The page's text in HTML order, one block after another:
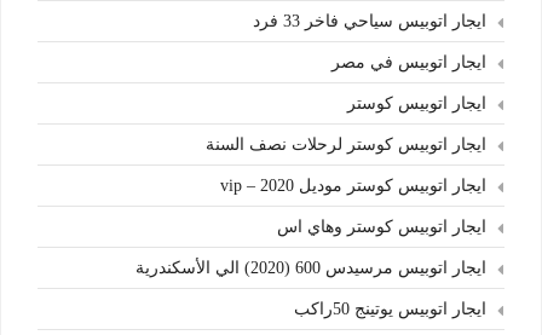
ايجار اتوبيس سياحي فاخر 33 فرد
ايجار اتوبيس في مصر
ايجار اتوبيس كوستر
ايجار اتوبيس كوستر لرحلات نصف السنة
ايجار اتوبيس كوستر موديل 2020 – vip
ايجار اتوبيس كوستر وهاي اس
ايجار اتوبيس مرسيدس 600 (2020) الي الأسكندرية
ايجار اتوبيس يوتينج 50راكب